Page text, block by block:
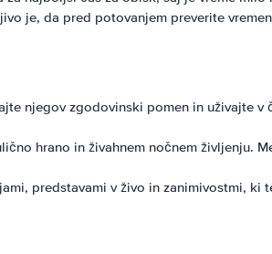
je, da pred potovanjem preverite
njegov zgodovinski pomen in uživajte v
hrano in živahnem nočnem življenju.
predstavami v živo in zanimivostmi, ki